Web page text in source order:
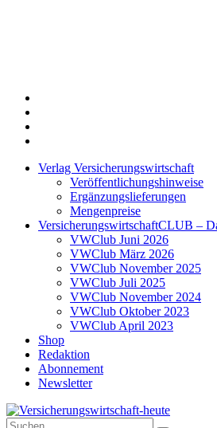
Verlag Versicherungswirtschaft
Veröffentlichungshinweise
Ergänzungslieferungen
Mengenpreise
VersicherungswirtschaftCLUB –
VWClub Juni 2026
VWClub März 2026
VWClub November 2025
VWClub Juli 2025
VWClub November 2024
VWClub Oktober 2023
VWClub April 2023
Shop
Redaktion
Abonnement
Newsletter
Suche